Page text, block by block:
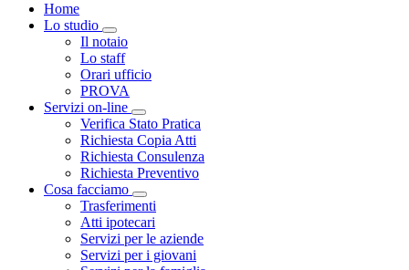
Home
Lo studio
Visualizza menù di secondo livello
Il notaio
Lo staff
Orari ufficio
PROVA
Servizi on-line
Visualizza menù di secondo livello
Verifica Stato Pratica
Richiesta Copia Atti
Richiesta Consulenza
Richiesta Preventivo
Cosa facciamo
Visualizza menù di secondo livello
Trasferimenti
Atti ipotecari
Servizi per le aziende
Servizi per i giovani